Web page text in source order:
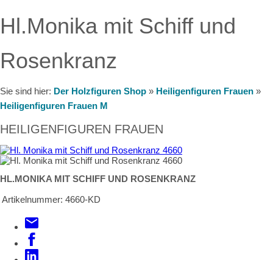
Hl.Monika mit Schiff und
Rosenkranz
Sie sind hier: Der Holzfiguren Shop » Heiligenfiguren Frauen »
Heiligenfiguren Frauen M
HEILIGENFIGUREN FRAUEN
HL.MONIKA MIT SCHIFF UND ROSENKRANZ
Artikelnummer: 4660-KD